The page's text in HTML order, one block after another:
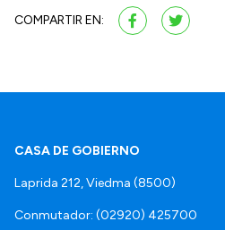
COMPARTIR EN:
CASA DE GOBIERNO
Laprida 212, Viedma (8500)
Conmutador: (02920) 425700